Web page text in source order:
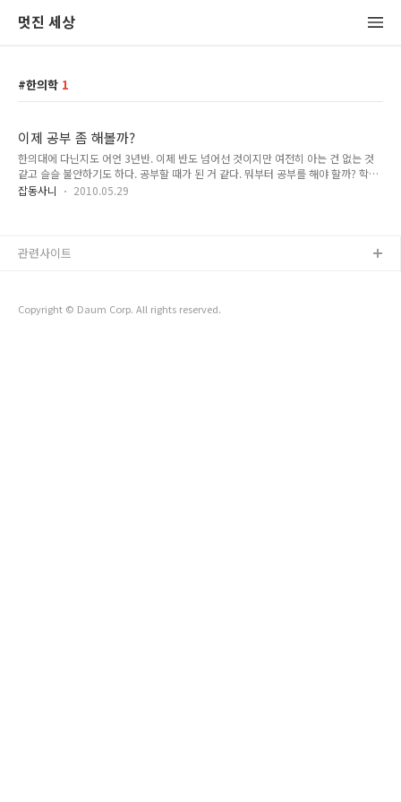
멋진 세상
한의학 1
이제 공부 좀 해볼까?
한의대에 다닌지도 어언 3년반. 이제 반도 넘어선 것이지만 여전히 아는 건 없는 것
같고 슬슬 불안하기도 하다. 공부할 때가 된 거 같다. 뭐부터 공부를 해야 할까? 학교
에서 이것저것 듣는 것은 많지만 포대자루에 넣어놓은 잡동사니들처럼 난잡하고 쓸
니다. 그 속에는 어떤 과정이 있을까? 좀더 자세히 써보면 이렇게 된다. 증상 수집(환
잡동사니 2010.05.29
Copyright © Daum Corp. All rights reserved.
관련사이트